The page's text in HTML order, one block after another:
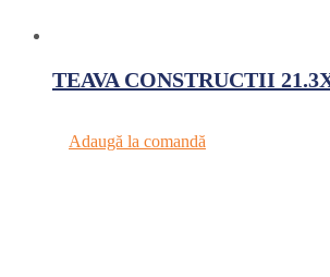
TEAVA CONSTRUCTII
Adaugă la comandă